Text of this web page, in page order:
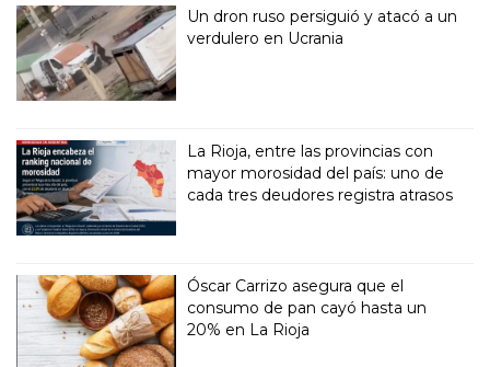
Un dron ruso persiguió y atacó a un
verdulero en Ucrania
La Rioja, entre las provincias con
mayor morosidad del país: uno de
cada tres deudores registra atrasos
Óscar Carrizo asegura que el
consumo de pan cayó hasta un
20% en La Rioja